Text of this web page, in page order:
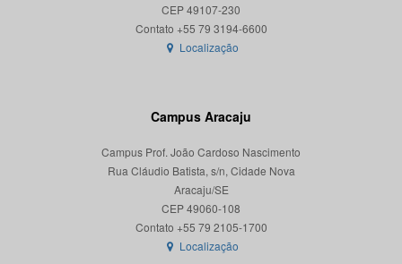
CEP 49107-230
Localização
Campus Aracaju
Campus Prof. João Cardoso Nascimento
Rua Cláudio Batista, s/n, Cidade Nova
Aracaju/SE
CEP 49060-108
Localização